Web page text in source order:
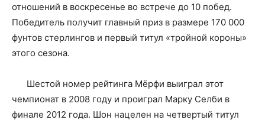
отношений в воскресенье во встрече до 10 побед.
Победитель получит главный приз в размере 170 000
фунтов стерлингов и первый титул «тройной короны»
этого сезона.
Шестой номер рейтинга Мёрфи выиграл этот
чемпионат в 2008 году и проиграл Марку Селби в
финале 2012 года. Шон нацелен на четвертый титул